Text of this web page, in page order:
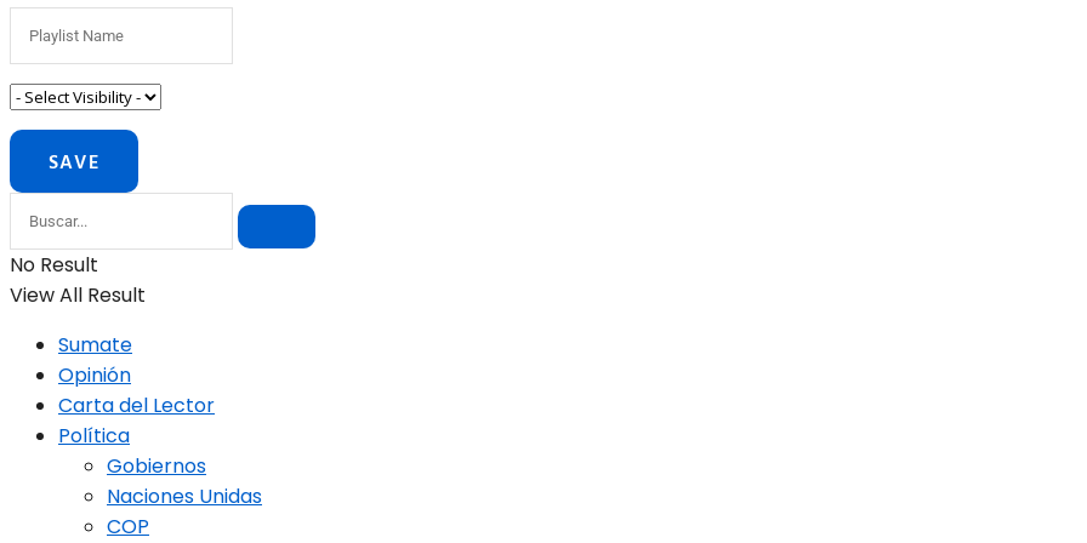
No Result
View All Result
Sumate
Opinión
Carta del Lector
Política
Gobiernos
Naciones Unidas
COP